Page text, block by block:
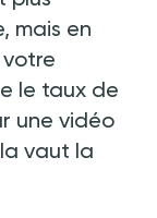
mais en
le taux de
une vidéo
vaut la